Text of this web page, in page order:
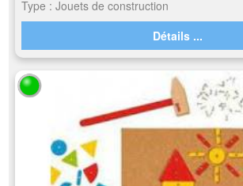
Type : Jouets de construction
Détails ...